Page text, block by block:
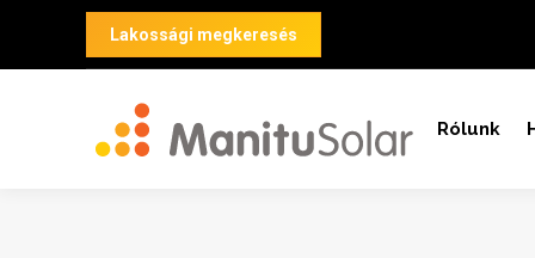
Lakossági megkeresés
Rólunk